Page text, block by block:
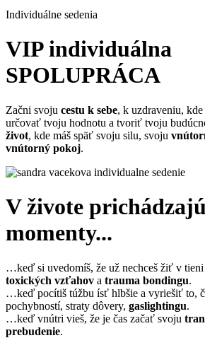
Individuálne sedenia
VIP individuálna
SPOLUPRÁCA
Začni svoju cestu k sebe, k uzdraveniu,
určovať tvoju hodnotu a tvoriť tvoju
život, kde máš späť svoju silu, svoju
vnútorný pokoj.
V živote prichádzajú
momenty...
…keď si uvedomíš, že už nechceš žiť v tieni
toxických vzťahov a trauma bondingu.
…keď pocítiš túžbu ísť hlbšie a vyriešiť to,
pochybností, straty dôvery, gaslightingu.
…keď vnútri vieš, že je čas začať svoju
prebudenie.